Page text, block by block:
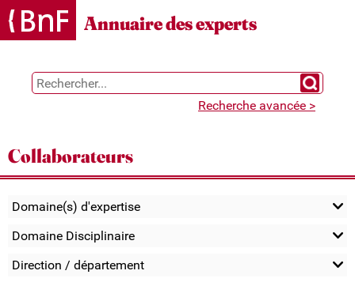
Gestion des cookies
Annuaire des experts
Chercher
Recherche avancée >
Collaborateurs
Domaine(s) d'expertise
Domaine Disciplinaire
Direction / département